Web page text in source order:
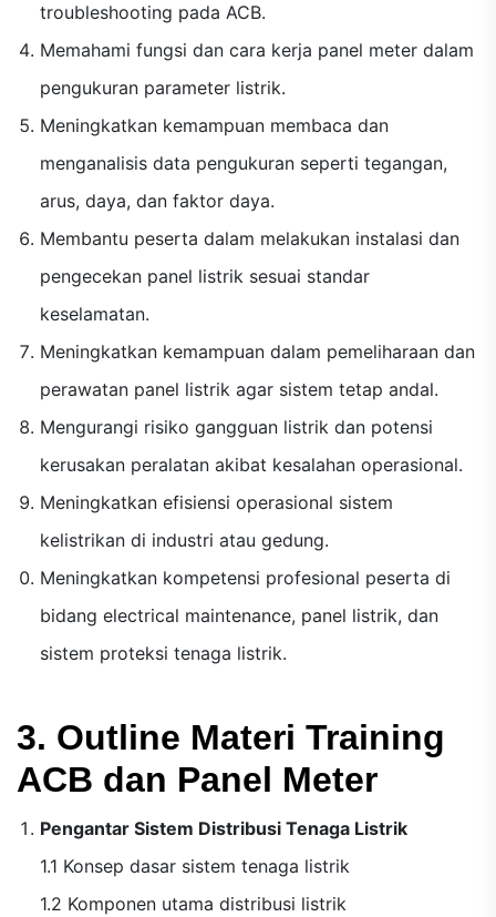
troubleshooting pada ACB.
Memahami fungsi dan cara kerja panel meter dalam
pengukuran parameter listrik.
Meningkatkan kemampuan membaca dan
menganalisis data pengukuran seperti tegangan,
arus, daya, dan faktor daya.
Membantu peserta dalam melakukan instalasi dan
pengecekan panel listrik sesuai standar
keselamatan.
Meningkatkan kemampuan dalam pemeliharaan dan
perawatan panel listrik agar sistem tetap andal.
Mengurangi risiko gangguan listrik dan potensi
kerusakan peralatan akibat kesalahan operasional.
Meningkatkan efisiensi operasional sistem
kelistrikan di industri atau gedung.
Meningkatkan kompetensi profesional peserta di
bidang electrical maintenance, panel listrik, dan
sistem proteksi tenaga listrik.
3. Outline Materi Training
ACB dan Panel Meter
Pengantar Sistem Distribusi Tenaga Listrik
1.1 Konsep dasar sistem tenaga listrik
1.2 Komponen utama distribusi listrik